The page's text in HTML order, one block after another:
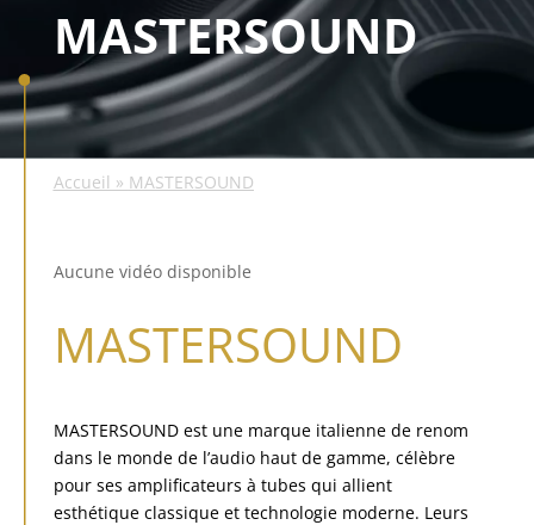
MASTERSOUND
Accueil » MASTERSOUND
Aucune vidéo disponible
MASTERSOUND
MASTERSOUND est une marque italienne de renom
dans le monde de l’audio haut de gamme, célèbre
pour ses amplificateurs à tubes qui allient
esthétique classique et technologie moderne. Leurs